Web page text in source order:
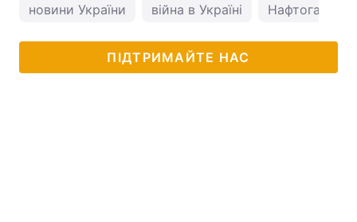
новини України війна в Україні Нафтогаз
ПІДТРИМАЙТЕ НАС